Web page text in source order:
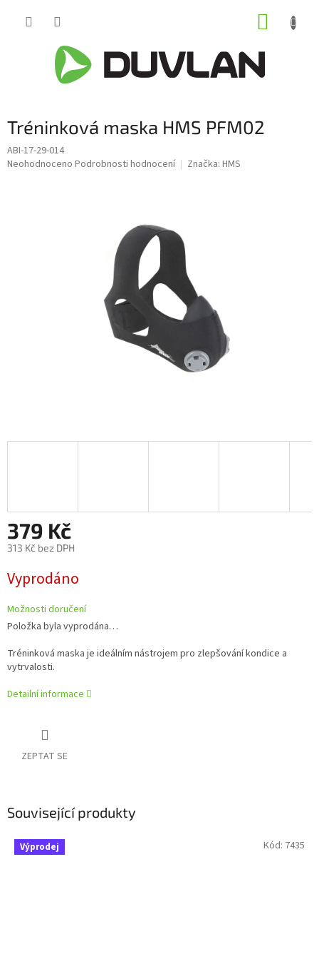
Tréninková maska HMS PFM02
ABI-17-29-014
Průměrné
Neohodnoceno Podrobnosti hodnocení Značka: HMS
379 Kč
313 Kč bez DPH
cena:
Vyprodáno
Možnosti doručení
Položka byla vyprodána…
Tréninková maska ​​je ideálním nástrojem pro zlepšování kondice a
vytrvalosti.
Detailní informace
ZEPTAT SE
Související produkty
Výprodej Kód: 7435